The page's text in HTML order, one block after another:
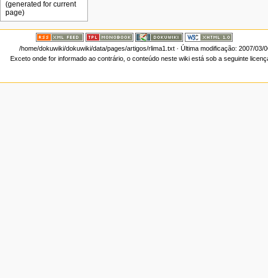
/home/dokuwiki/dokuwiki/data/pages/artigos/rlima1.txt· Última modificação: 2007/03/
Exceto onde for informado ao contrário, o conteúdo neste wiki está sob a seguinte